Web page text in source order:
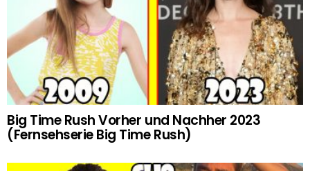
Big Time Rush Vorher und Nachher 2023
(Fernsehserie Big Time Rush)